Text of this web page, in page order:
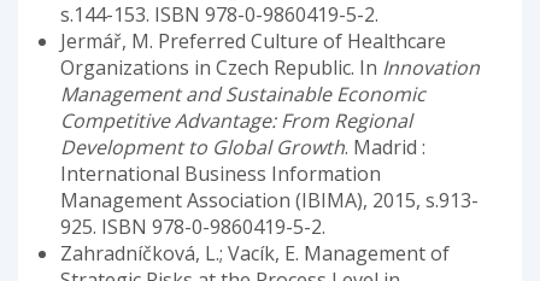
s.144-153. ISBN 978-0-9860419-5-2.
Jermář, M. Preferred Culture of Healthcare
Organizations in Czech Republic. In Innovation
Management and Sustainable Economic
Competitive Advantage: From Regional
Development to Global Growth. Madrid :
International Business Information
Management Association (IBIMA), 2015, s.913-
925. ISBN 978-0-9860419-5-2.
Zahradníčková, L.; Vacík, E. Management of